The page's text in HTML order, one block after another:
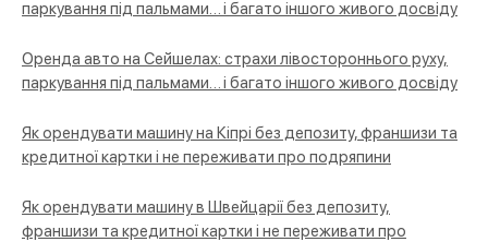
паркування під пальмами… і багато іншого живого досвіду
Оренда авто на Сейшелах: страхи лівостороннього руху,
паркування під пальмами… і багато іншого живого досвіду
Як орендувати машину на Кіпрі без депозиту, франшизи та
кредитної картки і не переживати про подряпини
Як орендувати машину в Швейцарії без депозиту,
франшизи та кредитної картки і не переживати про